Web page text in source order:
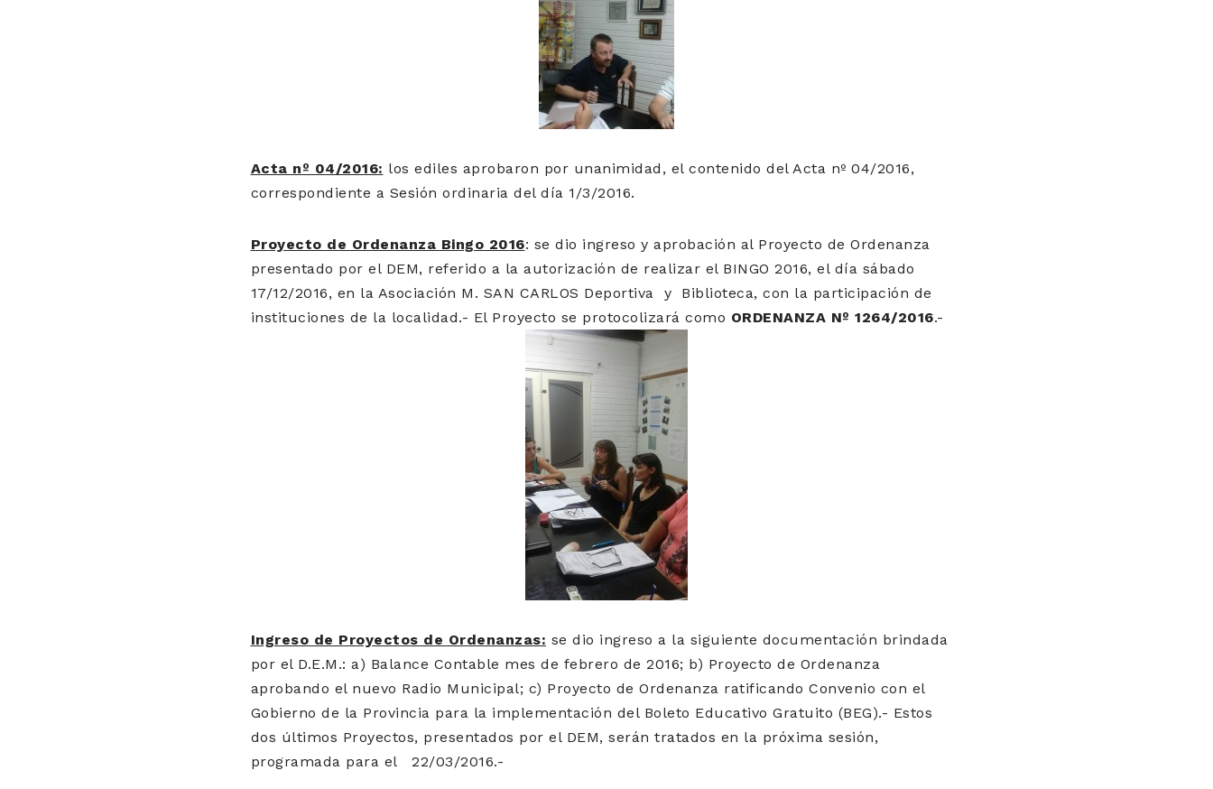
Acta nº 04/2016: los ediles aprobaron por unanimidad, el contenido del Acta nº 04/2016,
correspondiente a Sesión ordinaria del día 1/3/2016.
Proyecto de Ordenanza Bingo 2016: se dio ingreso y aprobación al Proyecto de Ordenanza
presentado por el DEM, referido a la autorización de realizar el BINGO 2016, el día sábado
17/12/2016, en la Asociación M. SAN CARLOS Deportiva y Biblioteca, con la participación de
instituciones de la localidad.- El Proyecto se protocolizará como ORDENANZA Nº 1264/2016.-
Ingreso de Proyectos de Ordenanzas: se dio ingreso a la siguiente documentación brindada
por el D.E.M.: a) Balance Contable mes de febrero de 2016; b) Proyecto de Ordenanza
aprobando el nuevo Radio Municipal; c) Proyecto de Ordenanza ratificando Convenio con el
Gobierno de la Provincia para la implementación del Boleto Educativo Gratuito (BEG).- Estos
dos últimos Proyectos, presentados por el DEM, serán tratados en la próxima sesión,
programada para el 22/03/2016.-